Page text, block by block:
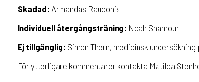
Skadad: Armandas Raudonis
Individuell återgångsträning: Noah Shamoun
Ej tillgänglig: Simon Thern, medicinsk
För ytterligare kommentarer kontakta Matilda